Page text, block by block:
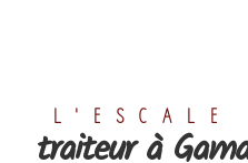
L'ESCALE
traiteur à